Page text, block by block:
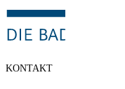
KONTAKT